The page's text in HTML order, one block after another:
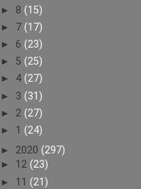
► 8 (15)
► 7 (17)
► 6 (23)
► 5 (25)
► 4 (27)
► 3 (31)
► 2 (27)
► 1 (24)
► 2020 (297)
► 12 (23)
► 11 (21)